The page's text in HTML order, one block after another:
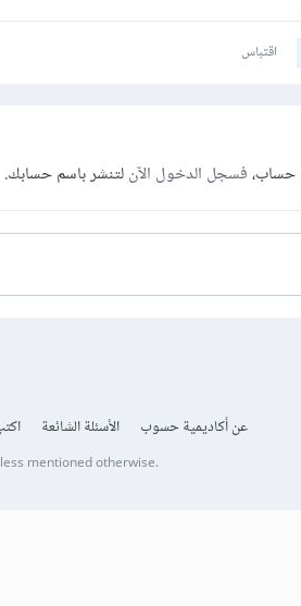
اقتباس
حساب،فسجل الدخول الآنلتنشر باسم حسابك.
عن أكاديمية حسوب الأسئلة الشائعة
mentioned otherwise.